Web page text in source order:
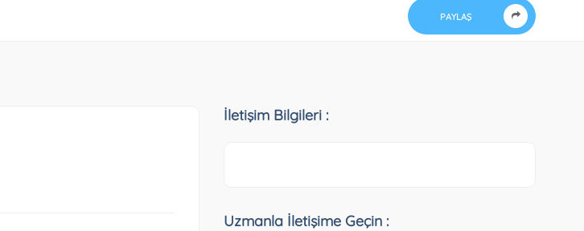
PAYLAŞ
İletişim Bilgileri :
Uzmanla İletişime Geçin :